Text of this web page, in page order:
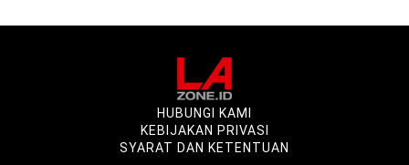
HUBUNGI KAMI
KEBIJAKAN PRIVASI
SYARAT DAN KETENTUAN